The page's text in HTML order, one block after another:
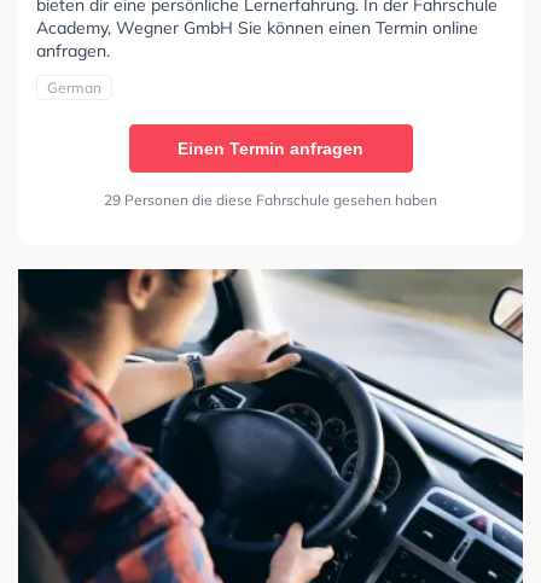
bieten dir eine persönliche Lernerfahrung. In der Fahrschule
Academy, Wegner GmbH Sie können einen Termin online
anfragen.
German
Einen Termin anfragen
29 Personen die diese Fahrschule gesehen haben